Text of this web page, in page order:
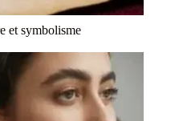
et symbolisme